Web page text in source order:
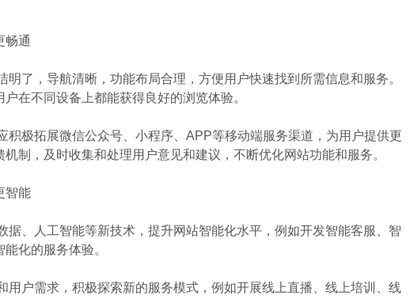
通
，导航清晰，功能布局合理，方便用户快速找到所需信息和服务。
在不同设备上都能获得良好的浏览体验。
极拓展微信公众号、小程序、APP等移动端服务渠道，为用户提供更
制，及时收集和处理用户意见和建议，不断优化网站功能和服务。
智能
、人工智能等新技术，提升网站智能化水平，例如开发智能客服、智
化的服务体验。
户需求，积极探索新的服务模式，例如开展线上直播、线上培训、线